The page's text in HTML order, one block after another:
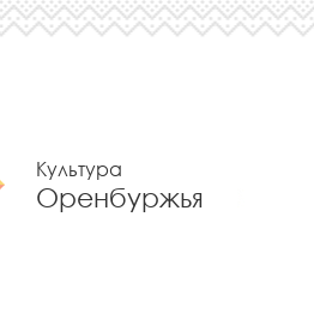
Культура
Оренбуржья